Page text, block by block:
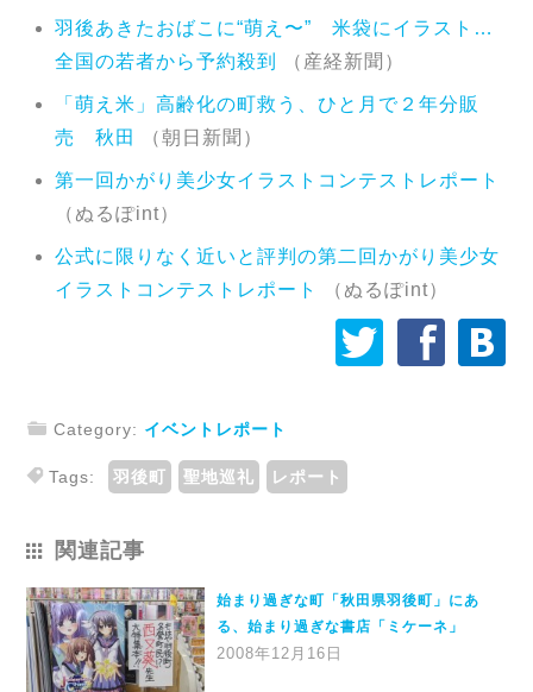
羽後あきたおばこに“萌え〜” 米袋にイラスト…
全国の若者から予約殺到
（産経新聞）
「萌え米」高齢化の町救う、ひと月で２年分販
売 秋田
（朝日新聞）
第一回かがり美少女イラストコンテストレポート
（ぬるぽint）
公式に限りなく近いと評判の第二回かがり美少女
イラストコンテストレポート
（ぬるぽint）
å ä æ
j Category: イベントレポート
r Tags: 羽後町 聖地巡礼 レポート
関連記事
始まり過ぎな町「秋田県羽後町」にあ
る、始まり過ぎな書店「ミケーネ」
2008年12月16日